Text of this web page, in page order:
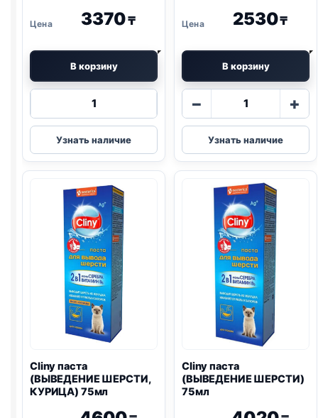
3370₸
В корзину
Количество
CLINY/
Клини
зубная
75
мл
Узнать наличие
2530₸
В корзину
−
Количество
Cliny
паста
(ВЫВЕДЕНИЕ
КУРИЦА)
30мл
+
Узнать наличие
Cliny паста
(ВЫВЕДЕНИЕ ШЕРСТИ,
КУРИЦА) 75мл
Cliny паста
(ВЫВЕДЕНИЕ ШЕРСТИ)
75мл